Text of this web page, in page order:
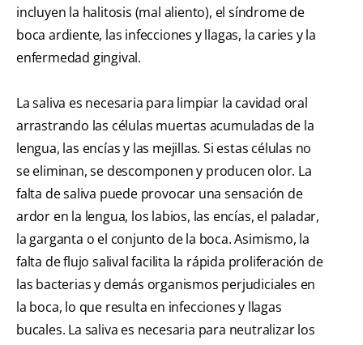
incluyen la halitosis (mal aliento), el síndrome de
boca ardiente, las infecciones y llagas, la caries y la
enfermedad gingival.
La saliva es necesaria para limpiar la cavidad oral
arrastrando las células muertas acumuladas de la
lengua, las encías y las mejillas. Si estas células no
se eliminan, se descomponen y producen olor. La
falta de saliva puede provocar una sensación de
ardor en la lengua, los labios, las encías, el paladar,
la garganta o el conjunto de la boca. Asimismo, la
falta de flujo salival facilita la rápida proliferación de
las bacterias y demás organismos perjudiciales en
la boca, lo que resulta en infecciones y llagas
bucales. La saliva es necesaria para neutralizar los